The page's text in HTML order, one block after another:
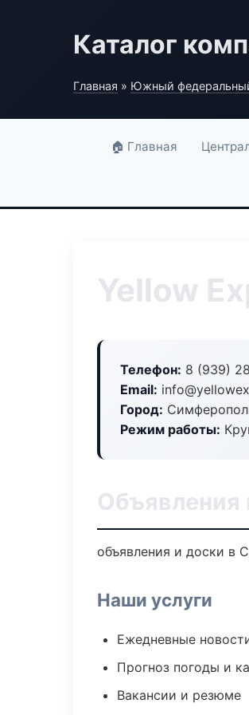
Каталог
Главная » Южный
🏠 Главная
Yellow
Телефон: 8 (939)
Email:
Город:
Режим работы:
Объявления
объявления и доски в
Наши услуги
Ежедневные
Прогноз погоды и
Вакансии и резюме